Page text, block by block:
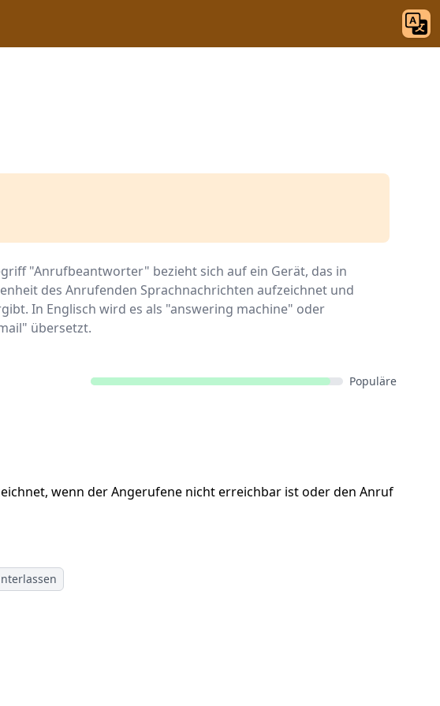
"Anrufbeantworter" bezieht sich auf ein Gerät, das in
des Anrufenden Sprachnachrichten aufzeichnet und
In Englisch wird es als "answering machine" oder
übersetzt.
Populäre
wenn der Angerufene nicht erreichbar ist oder den Anruf